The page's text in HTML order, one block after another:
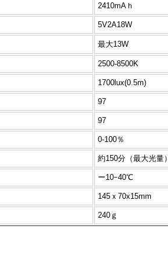
2410mAｈ
5V2A18W
最大13W
2500-8500K
1700lux(0.5m)
97
97
0-100％
約150分（最大光量）
ー10ｰ40℃
145ｘ70x15mm
240ｇ